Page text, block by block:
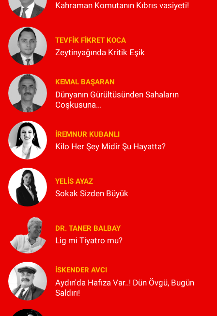
Kahraman Komutanın Kıbrıs vasiyeti!
TEVFIK FIKRET KOCA
Zeytinyağında Kritik Eşik
KEMAL BAŞARAN
Dünyanın Gürültüsünden Sahaların
Coşkusuna...
İREMNUR KUBANLI
Kilo Her Şey Midir Şu Hayatta?
YELIS AYAZ
Sokak Sizden Büyük
DR. TANER BALBAY
Lig mi Tiyatro mu?
İSKENDER AVCI
Aydın'da Hafıza Var..! Dün Övgü, Bugün
Saldırı!